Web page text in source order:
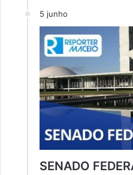
5 junho
SENADO